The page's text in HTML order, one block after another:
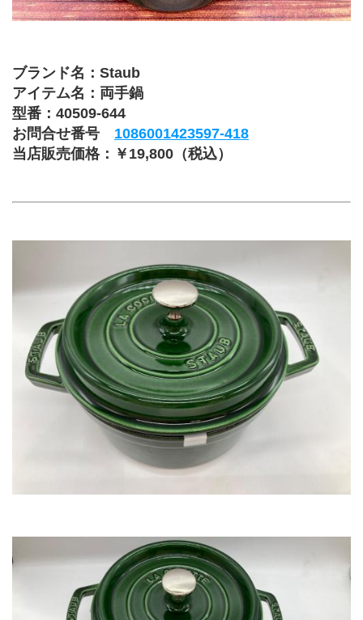
ブランド名：Staub
アイテム名：両手鍋
型番：40509-644
お問合せ番号 1086001423597-418
当店販売価格：￥19,800（税込）